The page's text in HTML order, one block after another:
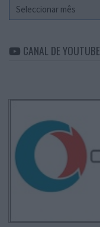
Arquivo
CANAL DE YOUTUBE